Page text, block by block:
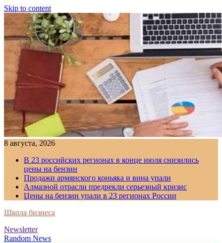
Skip to content
8 августа, 2026
В 23 российских регионах в конце июля снизились
цены на бензин
Продажи армянского коньяка и вина упали
Алмазной отрасли предрекли серьезный кризис
Цены на бензин упали в 23 регионах России
Школа бизнеса
Newsletter
Random News